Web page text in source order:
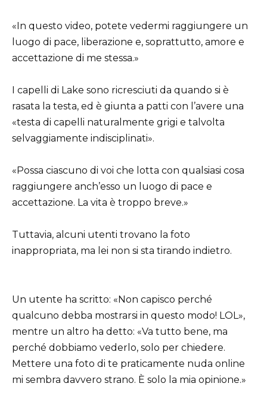
«In questo video, potete vedermi raggiungere un
luogo di pace, liberazione e, soprattutto, amore e
accettazione di me stessa.»
I capelli di Lake sono ricresciuti da quando si è
rasata la testa, ed è giunta a patti con l’avere una
«testa di capelli naturalmente grigi e talvolta
selvaggiamente indisciplinati».
«Possa ciascuno di voi che lotta con qualsiasi cosa
raggiungere anch’esso un luogo di pace e
accettazione. La vita è troppo breve.»
Tuttavia, alcuni utenti trovano la foto
inappropriata, ma lei non si sta tirando indietro.
Un utente ha scritto: «Non capisco perché
qualcuno debba mostrarsi in questo modo! LOL»,
mentre un altro ha detto: «Va tutto bene, ma
perché dobbiamo vederlo, solo per chiedere.
Mettere una foto di te praticamente nuda online
mi sembra davvero strano. È solo la mia opinione.»